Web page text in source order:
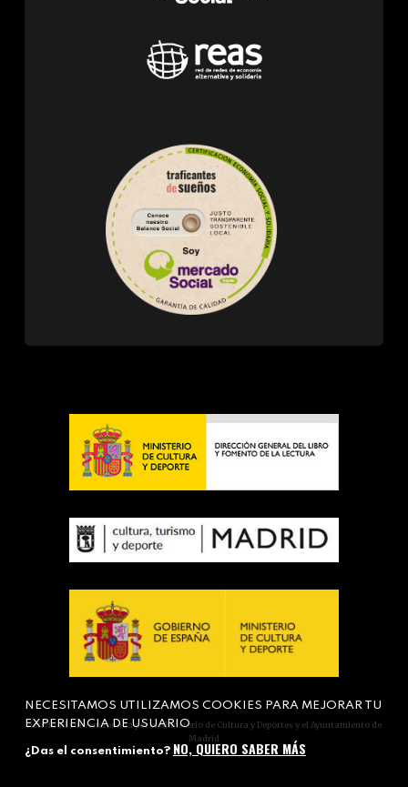
Actividad subvencionada por el Ministerio de Cultura y Deportes y el Ayuntamiento de
Madrid
NECESITAMOS UTILIZAMOS COOKIES PARA MEJORAR TU
EXPERIENCIA DE USUARIO
¿Das el consentimiento? NO, QUIERO SABER MÁS